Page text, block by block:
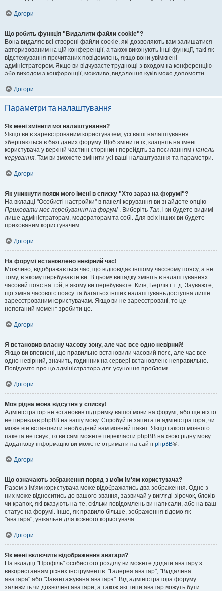
Догори
Що робить функція "Видалити файли cookie"?
Вона видаляє всі створені файли cookie, які дозволяють вам залишатися
авторизованим на цій конференції, а також виконують інші функції, такі як
відстежування прочитаних повідомлень, якщо вони увімкнені
адміністратором. Якщо ви відчуваєте труднощі з входом на конференцію
або виходом з конференції, можливо, видалення куків може допомогти.
Догори
Параметри та налаштування
Як мені змінити мої налаштування?
Якщо ви є зареєстрованим користувачем, усі ваші налаштування
зберігаються в базі даних форуму. Щоб змінити їх, клацніть на імені
користувача у верхній частині сторінки і перейдіть за посиланням Панель
керування. Там ви зможете змінити усі ваші налаштування та параметри.
Догори
Як уникнути появи мого імені в списку "Хто зараз на форумі"?
На вкладці "Особисті настройки" в панелі керування ви знайдете опцію
Приховати моє перебування на форумі . Виберіть Так, і ви будете видимі
лише адміністраторам, модераторам та собі. Для всіх інших ви будете
прихованим користувачем.
Догори
На форумі встановлено невірний час!
Можливо, відображається час, що відповідає іншому часовому поясу, а не
тому, в якому перебуваєте ви. В цьому випадку змініть в налаштуваннях
часовий пояс на той, в якому ви перебуваєте: Київ, Берлін і т. д. Зауважте,
що зміна часового поясу та багатьох інших налаштувань доступна лише
зареєстрованим користувачам. Якщо ви не зареєстровані, то це
непоганий момент зробити це.
Догори
Я встановив власну часову зону, але час все одно невірний!
Якщо ви впевнені, що правильно встановили часовий пояс, але час все
одно невірний, значить, годинник на сервері встановлено неправильно.
Повідомте про це адміністратора для усунення проблеми.
Догори
Моя рідна мова відсутня у списку!
Адміністратор не встановив підтримку вашої мови на форумі, або ще ніхто
не переклав phpBB на вашу мову. Спробуйте запитати адміністратора, чи
може він встановити необхідний вам мовний пакет. Якщо такого мовного
пакета не існує, то ви самі можете перекласти phpBB на свою рідну мову.
Додаткову інформацію ви можете отримати на сайті phpBB®.
Догори
Що означають зображення поряд з моїм ім'ям користувача?
Разом з ім'ям користувача може відображатись два зображення. Одне з
них може відноситись до вашого звання, зазвичай у вигляді зірочок, блоків
чи крапок, які вказують на те, скільки повідомлень ви написали, або на ваш
статус на форумі. Інше, як правило більше, зображення відомо як
"аватара", унікальне для кожного користувача.
Догори
Як мені включити відображення аватари?
На вкладці "Профіль" особистого розділу ви можете додати аватару з
використанням різних інструментів: "Галерея аватар", "Віддалена
аватара" або "Завантажувана аватара". Від адміністратора форуму
залежить чи дозволені аватари, а також які типи аватар можуть бути